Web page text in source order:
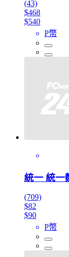
(43)
$468
$540
P幣
統一 統一
(709)
$82
$90
P幣